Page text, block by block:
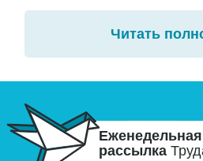
Читать
Еженедельная
рассылка